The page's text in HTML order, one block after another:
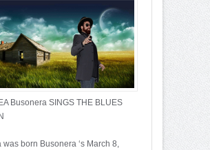
Busonera SINGS THE BLUES
was born Busonera ‘s March 8,